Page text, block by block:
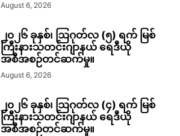
August 6, 2026
၂၀၂၆ ခုနှစ်၊ ဩဂုတ်လ (၅) ရက် မြစ်
ကြီးနားသတင်းဂျာနယ် ရေဒီယို
အစီအစဉ်တင်ဆက်မှု။
August 6, 2026
၂၀၂၆ ခုနှစ်၊ ဩဂုတ်လ (၄) ရက် မြစ်
ကြီးနားသတင်းဂျာနယ် ရေဒီယို
အစီအစဉ်တင်ဆက်မှု။